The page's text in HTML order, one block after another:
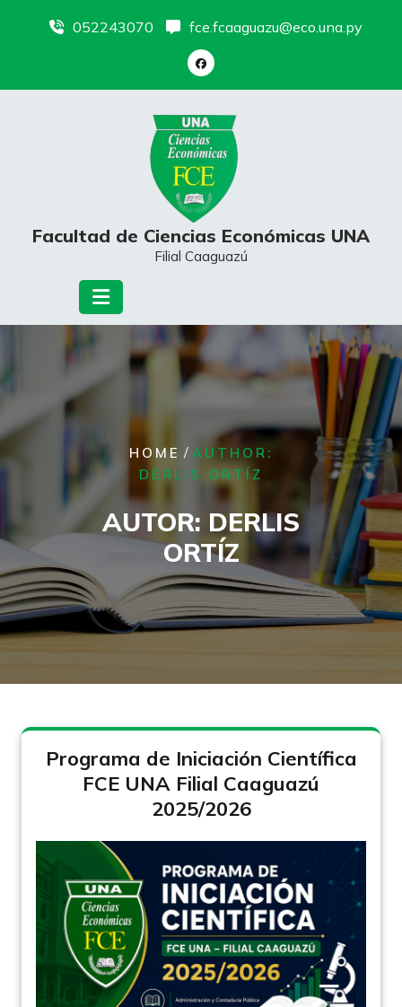
052243070 fce.fcaaguazu@eco.una.py
Facultad de Ciencias Económicas UNA
Filial Caaguazú
HOME / AUTHOR:
DERLIS ORTÍZ
AUTOR: DERLIS
ORTÍZ
Programa de Iniciación Científica
FCE UNA Filial Caaguazú
2025/2026